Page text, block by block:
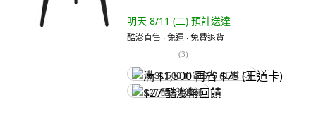
明天 8/11 (二) 預計送達
酷澎直售 ∙ 免運 ∙ 免費退貨
(3)
满 $1,500 再省 $75 (王道卡)
$27 酷澎幣回饋